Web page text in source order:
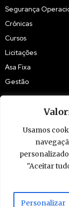
Usamos
"Aceitar
Personalizar
Segurança
Crônicas
Cursos
Licitações
Asa Fixa
Gestão
© 2009 - 2026